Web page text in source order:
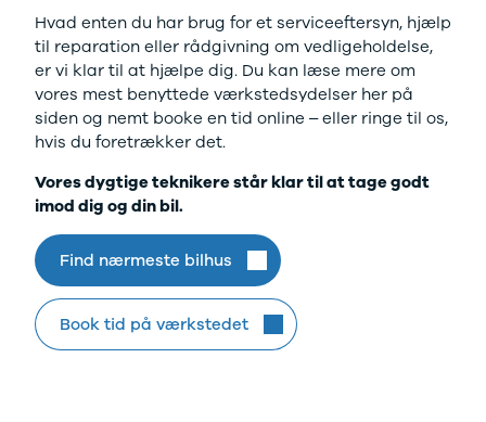
Modeller
Anmeldelser
Privatleasing
Dacia
Bigster
Anmeldelser
Privatleasing
Duster
Anmeldelser
Privatleasing
Tilbud
Billig elbil til
under
250.000 kr.
Byer og
områder
Se alle byer
Skive
Viborg
Privatleasing
privatleasing
af brugte
biler
Hvad enten du har brug for et serviceeftersyn, hjælp
til reparation eller rådgivning om vedligeholdelse,
er vi klar til at hjælpe dig. Du kan læse mere om
vores mest benyttede værkstedsydelser her på
siden og nemt booke en tid online – eller ringe til os,
hvis du foretrækker det.
Vores dygtige teknikere står klar til at tage godt
imod dig og din bil.
Find nærmeste bilhus
Book tid på værkstedet